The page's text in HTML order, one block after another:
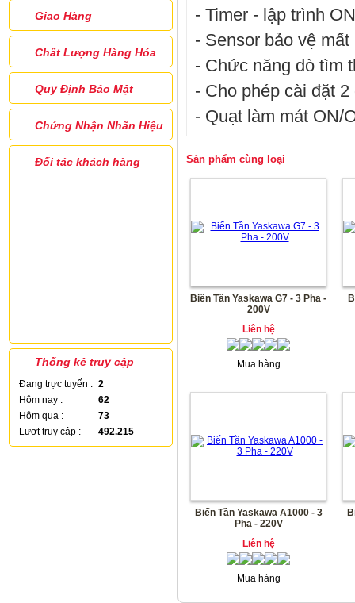
Giao Hàng
Chất Lượng Hàng Hóa
Quy Định Bảo Mật
Chứng Nhận Nhãn Hiệu
Đối tác khách hàng
Thống kê truy cập
Đang trực tuyến : 2
Hôm nay :
62
Hôm qua :
73
Lượt truy cập :
492.215
- Timer - lập trình
- Sensor bảo vệ
- Chức năng dò tìm
- Cho phép cài đặt
- Quạt làm mát ON/
Sản phẩm cùng loại
Biến Tần Yaskawa G7 - 3 Pha -
200V
Liên hệ
Mua hàng
Biến Tần Yaskawa A1000 - 3
Pha - 220V
Liên hệ
Mua hàng